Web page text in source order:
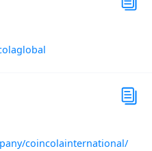
coincolainternational/